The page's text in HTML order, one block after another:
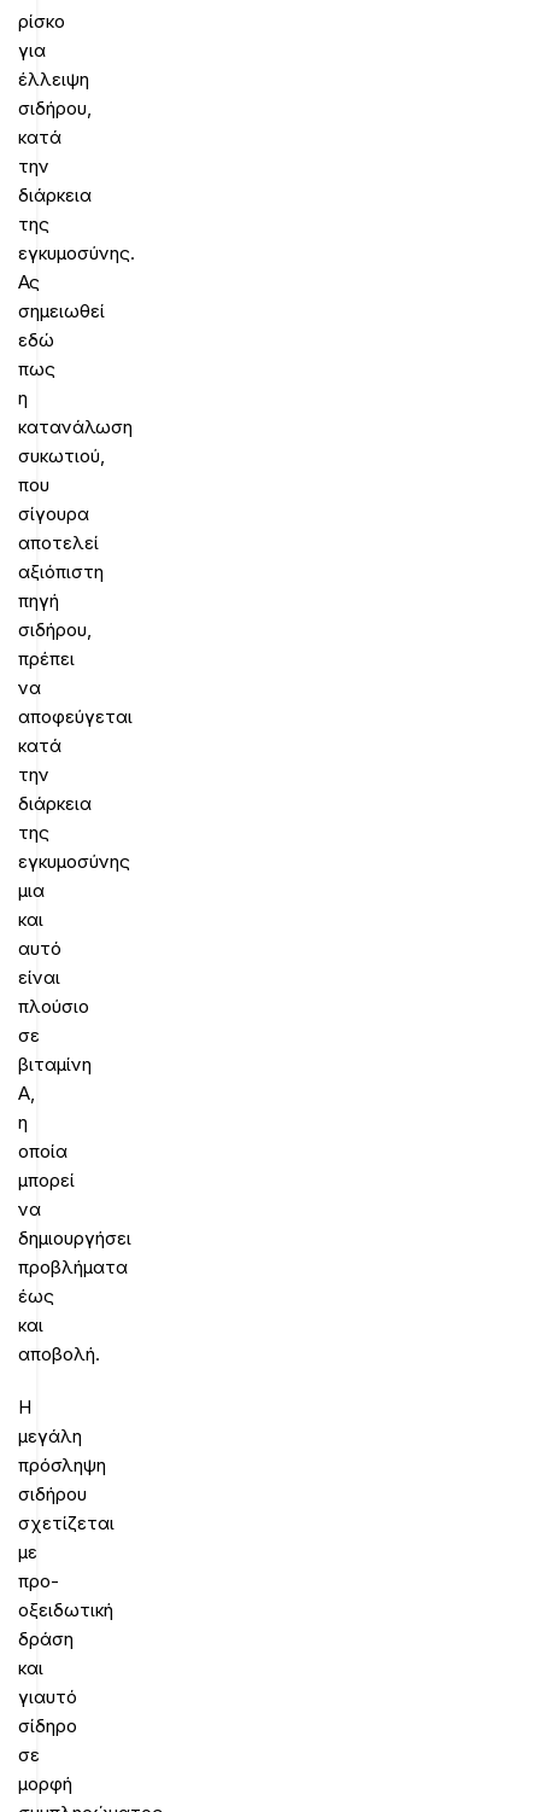
ρίσκο
για
έλλειψη
σιδήρου,
κατά
την
διάρκεια
της
εγκυμοσύνης.
Ας
σημειωθεί
εδώ
πως
η
κατανάλωση
συκωτιού,
που
σίγουρα
αποτελεί
αξιόπιστη
πηγή
σιδήρου,
πρέπει
να
αποφεύγεται
κατά
την
διάρκεια
της
εγκυμοσύνης
μια
και
αυτό
είναι
πλούσιο
σε
βιταμίνη
Α,
η
οποία
μπορεί
να
δημιουργήσει
προβλήματα
έως
και
αποβολή.
Η
μεγάλη
πρόσληψη
σιδήρου
σχετίζεται
με
προ-
οξειδωτική
δράση
και
γιαυτό
σίδηρο
σε
μορφή